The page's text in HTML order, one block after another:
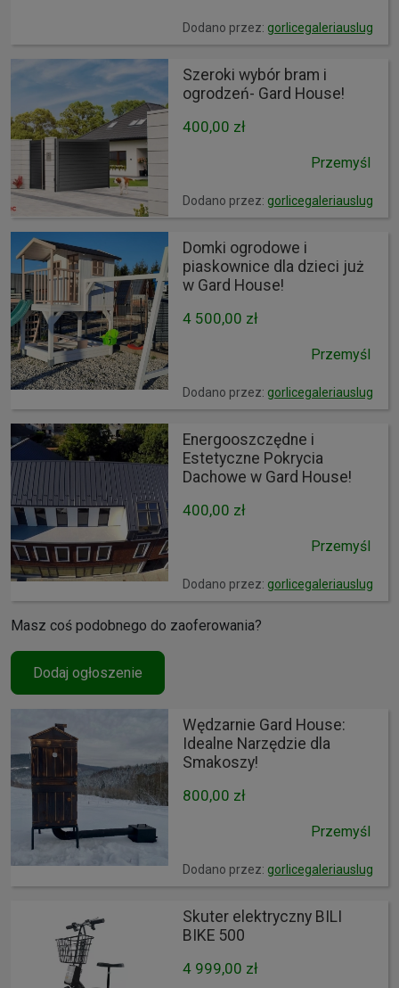
Dodano przez: gorlicegaleriauslug
Szeroki wybór bram i
ogrodzeń- Gard House!
400,00 zł
Przemyśl
Dodano przez: gorlicegaleriauslug
Domki ogrodowe i
piaskownice dla dzieci już
w Gard House!
4 500,00 zł
Przemyśl
Dodano przez: gorlicegaleriauslug
Energooszczędne i
Estetyczne Pokrycia
Dachowe w Gard House!
400,00 zł
Przemyśl
Dodano przez: gorlicegaleriauslug
Masz coś podobnego do zaoferowania?
Dodaj ogłoszenie
Wędzarnie Gard House:
Idealne Narzędzie dla
Smakoszy!
800,00 zł
Przemyśl
Dodano przez: gorlicegaleriauslug
Skuter elektryczny BILI
BIKE 500
4 999,00 zł